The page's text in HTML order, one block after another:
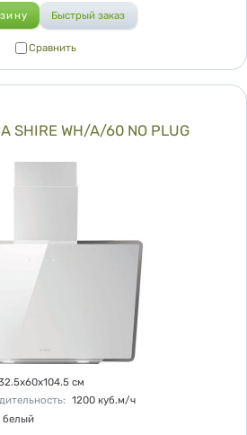
Сравнить
SHIRE WH/A/60 NO PLUG
см
: 1200 куб.м/ч
белый